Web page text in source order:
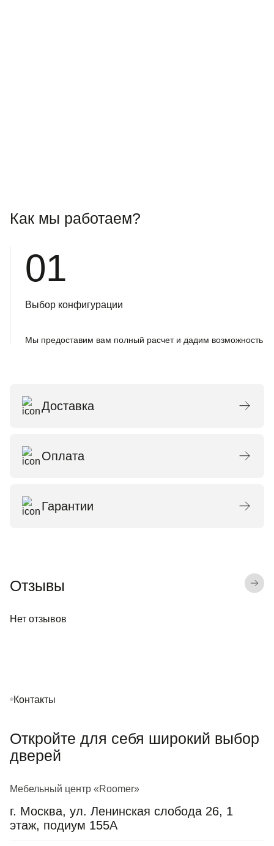
Как мы работаем?
01
Выбор конфигурации
Мы предоставим вам полный расчет и дадим возможность
Доставка
Оплата
Гарантии
Отзывы
Нет отзывов
Контакты
Откройте для себя широкий выбор
дверей
Мебельный центр «Roomer»
г. Москва, ул. Ленинская слобода 26, 1
этаж, подиум 155А